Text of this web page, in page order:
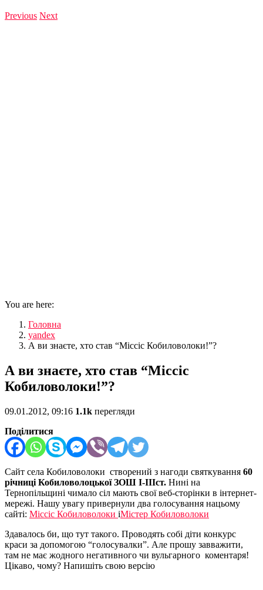
Previous Next
You are here:
Головна
yandex
А ви знаєте, хто став “Міссіс Кобиловолоки!”?
А ви знаєте, хто став “Міссіс
Кобиловолоки!”?
09.01.2012, 09:16 1.1k перегляди
Поділитися
Сайт села Кобиловолоки створений з нагоди святкування 60
річниці Кобиловолоцької ЗОШ І-ІІІст. Нині на
Тернопільщині чимало сіл мають свої веб-сторінки в інтернет-
мережі. Нашу увагу привернули два голосування нацьому
сайті: Міссіс Кобиловолоки іМістер Кобиловолоки
Здавалось би, що тут такого. Проводять собі діти конкурс
краси за допомогою “голосувалки”. Але прошу завважити,
там не має жодного негативного чи вульгарного коментаря!
Цікаво, чому? Напишіть свою версію